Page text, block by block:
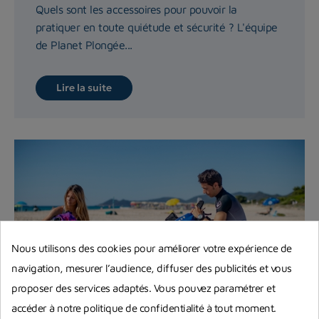
Quels sont les accessoires pour pouvoir la
pratiquer en toute quiétude et sécurité ? L'équipe
de Planet Plongée...
Lire la suite
Nous utilisons des cookies pour améliorer votre expérience de
navigation, mesurer l’audience, diffuser des publicités et vous
proposer des services adaptés. Vous pouvez paramétrer et
accéder à notre politique de confidentialité à tout moment.